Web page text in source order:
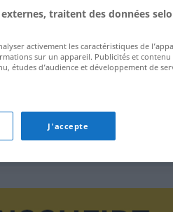
consultative
traitent des données
activement les caractéristiques de
sur un appareil. Publicités et contenu
études d’audience et développement de
J'accepte